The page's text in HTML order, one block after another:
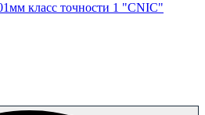
класс точности 1 "CNIC"